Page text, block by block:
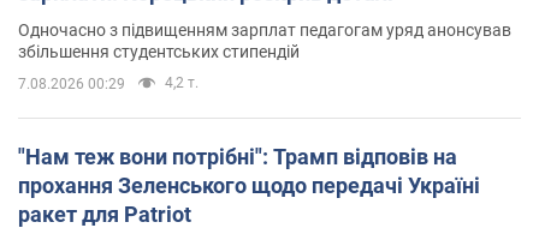
Одночасно з підвищенням зарплат педагогам уряд анонсував
збільшення студентських стипендій
7.08.2026 00:29 4,2 т.
"Нам теж вони потрібні": Трамп відповів на
прохання Зеленського щодо передачі Україні
ракет для Patriot